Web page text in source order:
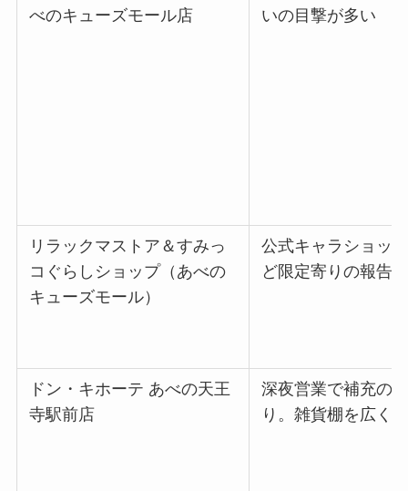
べのキューズモール店
いの目撃が多い
リラックマストア＆すみっ
コぐらしショップ（あべの
キューズモール）
公式キャラショッ
ど限定寄りの報告
ドン・キホーテ あべの天王
寺駅前店
深夜営業で補充の
り。雑貨棚を広く